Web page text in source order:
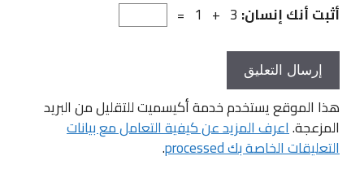
أثبت أنك إنسان: 3 + 1 =
هذا الموقع يستخدم خدمة أكيسميت للتقليل من البريد
المزعجة.اعرف المزيد عن كيفية التعامل مع بيانات
التعليقات الخاصة بك processed .